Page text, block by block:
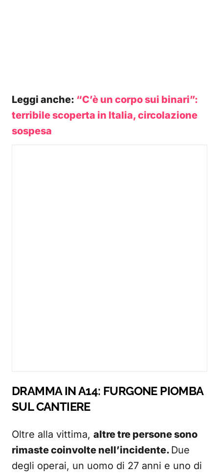
Leggi anche: “C’è un corpo sui binari”:
terribile scoperta in Italia, circolazione
sospesa
DRAMMA IN A14: FURGONE PIOMBA
SUL CANTIERE
Oltre alla vittima, altre tre persone sono
rimaste coinvolte nell’incidente. Due
degli operai, un uomo di 27 anni e uno di